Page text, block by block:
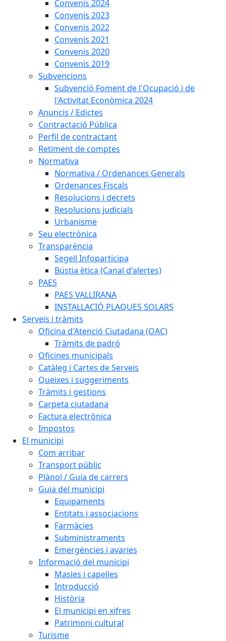
Convenis 2024
Convenis 2023
Convenis 2022
Convenis 2021
Convenis 2020
Convenis 2019
Subvencions
Subvenció Foment de l'Ocupació i de
l'Activitat Econòmica 2024
Anuncis / Edictes
Contractació Pública
Perfil de contractant
Retiment de comptes
Normativa
Normativa / Ordenances Generals
Ordenances Fiscals
Resolucions i decrets
Resolucions judicials
Urbanisme
Seu electrònica
Transparència
Segell Infoparticipa
Bústia ètica (Canal d'alertes)
PAES
PAES VALLIRANA
INSTAL·LACIÓ PLAQUES SOLARS
Serveis i tràmits
Oficina d'Atenció Ciutadana (OAC)
Tràmits de padró
Oficines municipals
Catàleg i Cartes de Serveis
Queixes i suggeriments
Tràmits i gestions
Carpeta ciutadana
Factura electrònica
Impostos
El municipi
Com arribar
Transport públic
Plànol / Guia de carrers
Guia del municipi
Equipaments
Entitats i associacions
Farmàcies
Subministraments
Emergències i avaries
Informació del municipi
Masies i capelles
Introducció
Història
El municipi en xifres
Patrimoni cultural
Turisme